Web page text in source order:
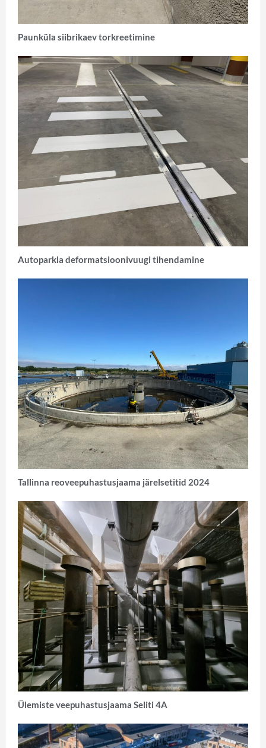
Paunküla siibrikaev torkreetimine
Autoparkla deformatsioonivuugi tihendamine
Tallinna reoveepuhastusjaama järelsetitid 2024
Ülemiste veepuhastusjaama Seliti 4A